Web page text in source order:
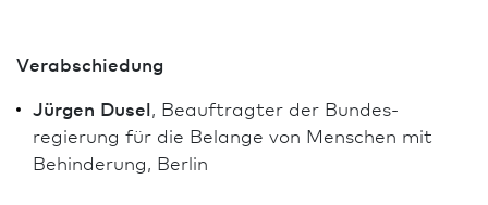
Verabschiedung
Jürgen Dusel, Beauftragter der Bundes­
regierung für die Belange von Menschen mit
Behinderung, Berlin